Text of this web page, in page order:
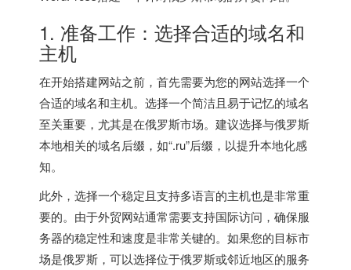
1. 准备工作：选择合适的域名和
主机
在开始搭建网站之前，首先需要为您的网站选择一个
合适的域名和主机。选择一个简洁且易于记忆的域名
至关重要，尤其是在俄罗斯市场。建议选择与俄罗斯
本地相关的域名后缀，如“.ru”后缀，以提升本地化感
知。
此外，选择一个稳定且支持多语言的主机也是非常重
要的。由于外贸网站通常需要支持国际访问，确保服
务器的稳定性和速度是非常关键的。如果您的目标市
场是俄罗斯，可以选择位于俄罗斯或邻近地区的服务